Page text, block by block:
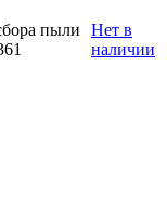
пыли
Нет в
наличии